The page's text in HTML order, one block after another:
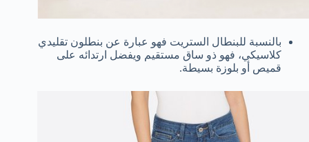
بالنسبة للبنطال الستريت فهو عبارة عن بنطلون تقليدي
كلاسيكي، فهو ذو ساق مستقيم ويفضل ارتدائه على
قميص أو بلوزة بسيطة.